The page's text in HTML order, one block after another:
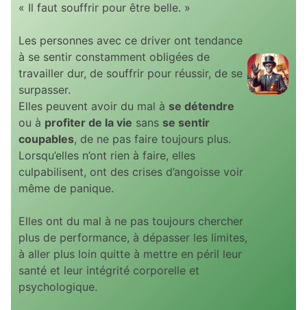
« Il faut souffrir pour être belle. »
Les personnes avec ce driver ont tendance
à se sentir constamment obligées de
travailler dur, de souffrir pour réussir, de se
surpasser.
Elles peuvent avoir du mal à se détendre
ou à profiter de la vie sans se sentir
coupables, de ne pas faire toujours plus.
Lorsqu’elles n’ont rien à faire, elles
culpabilisent, ont des crises d’angoisse voir
même de panique.
Elles ont du mal à ne pas toujours chercher
plus de performance, à dépasser les limites,
à aller plus loin quitte à mettre en péril leur
santé et leur intégrité corporelle et
psychologique.